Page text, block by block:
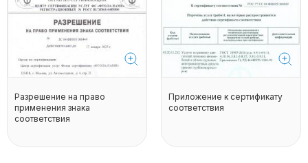
Разрешение на право
применения знака
соответствия
Приложение к сертификату
соответствия